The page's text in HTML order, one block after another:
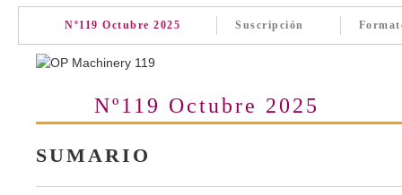
Nº119 Octubre 2025 Suscripción
Nº119 Octubre 2025
SUMARIO